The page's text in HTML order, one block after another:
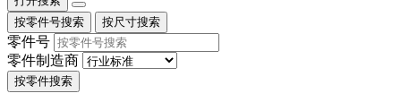
按零件号搜索
按尺寸搜索
零件号
零件制造商
按零件搜索